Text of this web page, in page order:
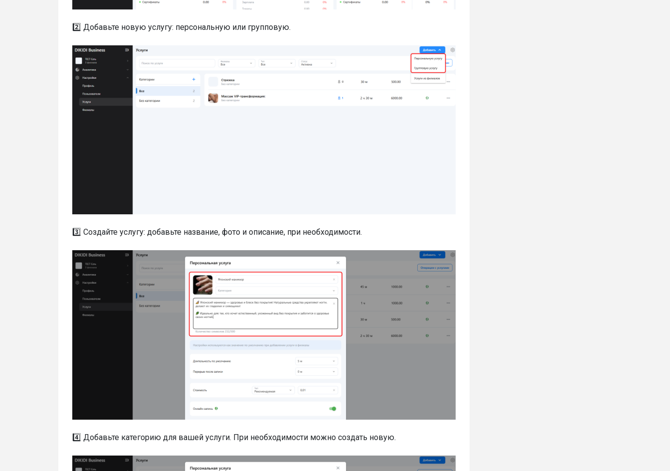
2️⃣ Добавьте новую услугу: персональную или групповую.
3️⃣ Создайте услугу: добавьте название, фото и описание, при необходимости.
4️⃣ Добавьте категорию для вашей услуги. При необходимости можно создать новую.